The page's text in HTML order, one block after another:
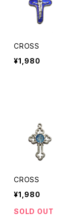
CROSS
¥1,980
CROSS
¥1,980
SOLD OUT